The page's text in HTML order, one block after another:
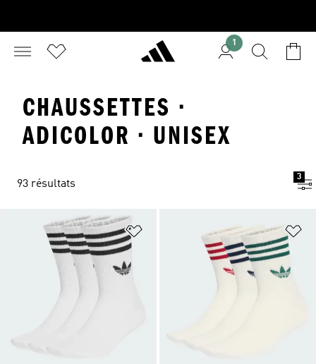
1
CHAUSSETTES ·
ADICOLOR · UNISEX
93 résultats
3
Ajouter à la Liste de produits